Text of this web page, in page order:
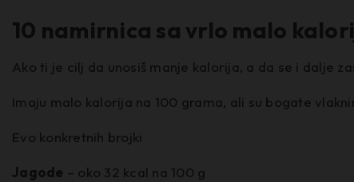
10 namirnica sa vrlo malo
Ako ti je cilj da unosiš manje kalorija, a da se i dalje
Imaju malo kalorija na 100 grama, ali su bogate
Evo konkretnih brojki
Jagode – oko 32 kcal na 100 g